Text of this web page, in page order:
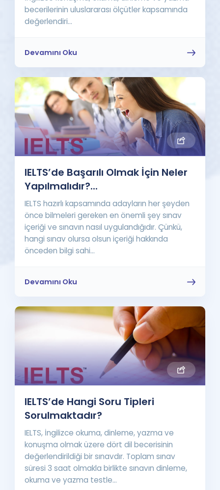
becerilerinin uluslararası ölçütler kapsamında
değerlendiri...
Devamını Oku
IELTS’de Başarılı Olmak İçin Neler
Yapılmalıdır?...
IELTS hazırlı kapsamında adayların her şeyden
önce bilmeleri gereken en önemli şey sınav
içeriği ve sınavın nasıl uygulandığıdır. Çünkü,
hangi sınav olursa olsun içeriği hakkında
önceden bilgi sahi...
Devamını Oku
IELTS’de Hangi Soru Tipleri
Sorulmaktadır?
IELTS, İngilizce okuma, dinleme, yazma ve
konuşma olmak üzere dört dil becerisinin
değerlendirildiği bir sınavdır. Toplam sınav
süresi 3 saat olmakla birlikte sınavın dinleme,
okuma ve yazma testle...